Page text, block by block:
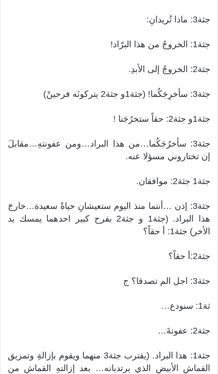
جثة3: ماذا تُريدانِ:
جثة1: الخروجُ من هذا البرّاد!
جثة2: الخروجُ إلى الأبدِ.
جثة3: سأخرِجَكُما! (جثة1و جثة2 يتركونَه فرحينْ)
جثة1و جثة2: حقاً ستخرُجَنا !
جثة3: سأخرُجَكُما…من هذا البراد…ومن عفونتهِ…مقابلَ
إن تختاروني مسؤلا عنه.
جثة1 جثة2: موافقان.
جثة3: إذن …أنتما منذ اليوم ستعيشانِ حياةً سعيدة…خارجَ
هذا البراد. (جثة1 و جثة2 بفرح كبير احدهما يمسك يد
الأخر) جثة1: أ حقاً؟
جثة2:أ حقاً؟
جثة3: اجل الم تصدقا؟ ج
ثة1: سنودع…
جثة2: عفونةَ…
جثة1: هذا البراد. (يقترب جثة3 منهما ويقوم بإزالةِ وتمزيق
القماشِ الأبيضِ الذي يرتديانه… بعد إزالتهِ القماش من